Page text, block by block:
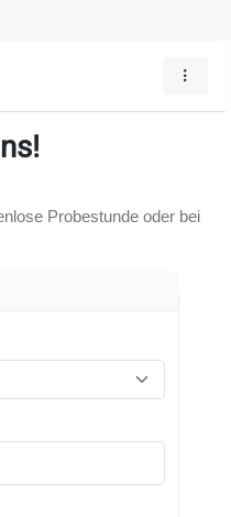
Probestunde oder bei